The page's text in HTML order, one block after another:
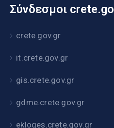
Σύνδεσμοι
crete.gov.gr
it.crete.gov.gr
gis.crete.gov.gr
gdme.crete.gov.gr
ekloges.crete.gov.gr